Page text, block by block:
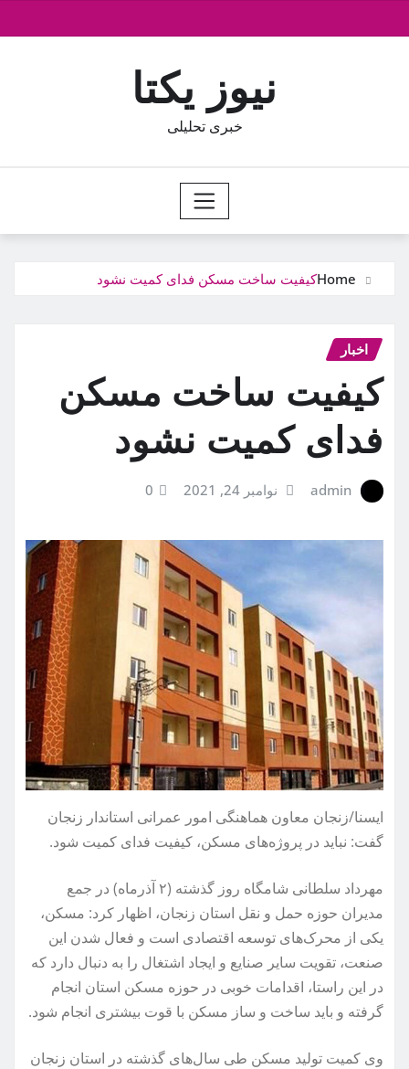
to
نیوز یکتا
خبری تحلیلی
Homeکیفیت ساخت مسکن‌ فدای کمیت نشود
اخبار
کیفیت ساخت مسکن‌
فدای کمیت نشود
admin نوامبر 24, 2021 0
ایسنا/زنجان معاون هماهنگی امور عمرانی استاندار زنجان
گفت: نباید در پروژه‌های مسکن، کیفیت فدای کمیت شود.
مهرداد سلطانی شامگاه روز گذشته (۲ آذرماه) در جمع
مدیران حوزه حمل و نقل استان زنجان، اظهار کرد: مسکن،
یکی از محرک‌های توسعه اقتصادی است و فعال شدن این
صنعت، تقویت سایر صنایع و ایجاد اشتغال را به دنبال دارد که
در این راستا، اقدامات خوبی در حوزه مسکن استان انجام
گرفته و باید ساخت و ساز مسکن با قوت بیشتری انجام شود.
وی کمیت تولید مسکن طی سال‌های گذشته در استان زنجان